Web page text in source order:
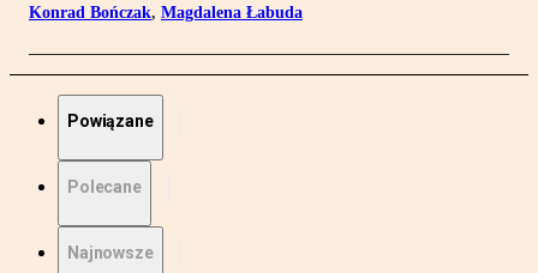
Konrad Bończak, Magdalena Łabuda
Powiązane
Polecane
Najnowsze